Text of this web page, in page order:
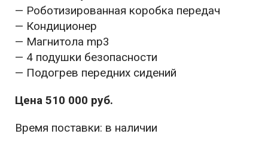
— Роботизированная коробка передач
— Кондиционер
— Магнитола mp3
— 4 подушки безопасности
— Подогрев передних сидений
Цена 510 000 руб.
Время поставки: в наличии